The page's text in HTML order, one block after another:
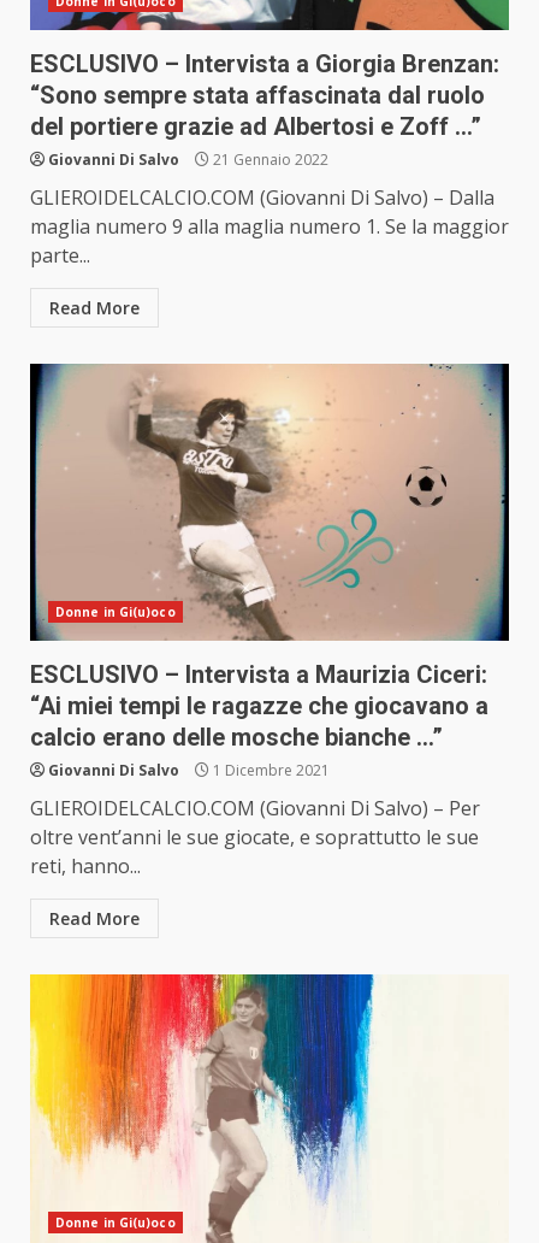
ESCLUSIVO – Intervista a Giorgia Brenzan:
“Sono sempre stata affascinata dal ruolo
del portiere grazie ad Albertosi e Zoff …”
Giovanni Di Salvo 21 Gennaio 2022
GLIEROIDELCALCIO.COM (Giovanni Di Salvo) – Dalla
maglia numero 9 alla maglia numero 1. Se la maggior
parte...
Read More
Donne in Gi(u)oco
ESCLUSIVO – Intervista a Maurizia Ciceri:
“Ai miei tempi le ragazze che giocavano a
calcio erano delle mosche bianche …”
Giovanni Di Salvo 1 Dicembre 2021
GLIEROIDELCALCIO.COM (Giovanni Di Salvo) – Per
oltre vent’anni le sue giocate, e soprattutto le sue
reti, hanno...
Read More
Donne in Gi(u)oco